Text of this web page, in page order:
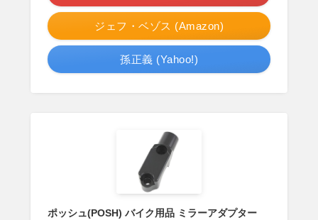
ジェフ・ベゾス (Amazon)
孫正義 (Yahoo!)
ポッシュ(POSH) バイク用品 ミラーアダプター